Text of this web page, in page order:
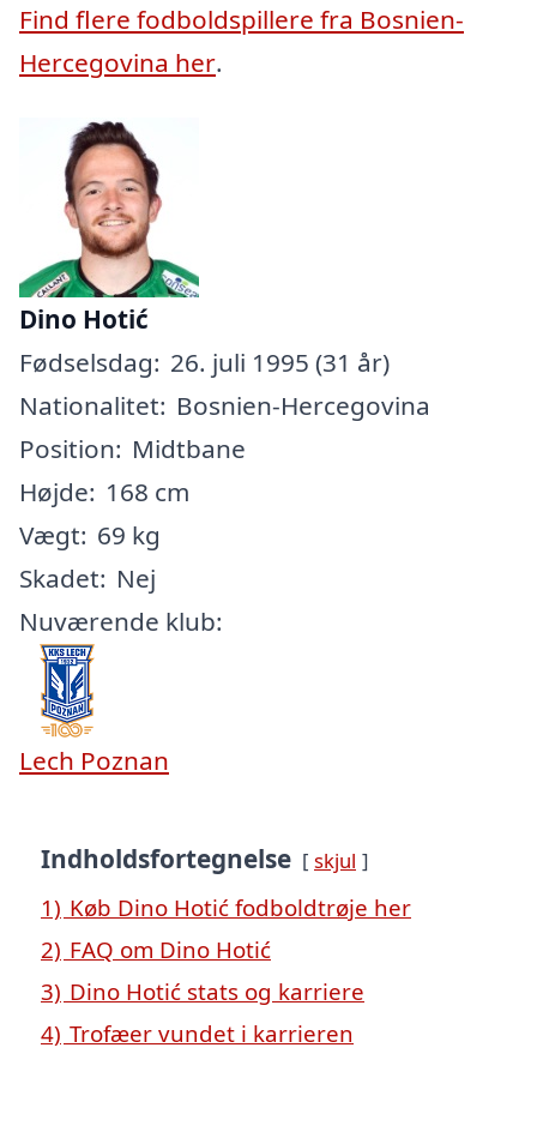
Find flere fodboldspillere fra Bosnien-
Hercegovina her.
Dino Hotić
Fødselsdag: 26. juli 1995 (31 år)
Nationalitet: Bosnien-Hercegovina
Position: Midtbane
Højde: 168 cm
Vægt: 69 kg
Skadet: Nej
Nuværende klub:
Lech Poznan
Indholdsfortegnelse skjul
1) Køb Dino Hotić fodboldtrøje her
2) FAQ om Dino Hotić
3) Dino Hotić stats og karriere
4) Trofæer vundet i karrieren